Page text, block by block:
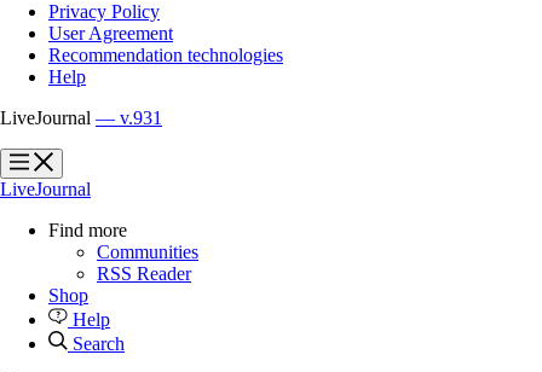
Privacy Policy
User Agreement
Recommendation technologies
Help
LiveJournal — v.931
?
?
LiveJournal
Find more
Communities
RSS Reader
Shop
Help
Search